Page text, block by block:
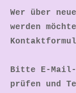
​Wer über
werden
Bitte E-Mail-
prüfen und